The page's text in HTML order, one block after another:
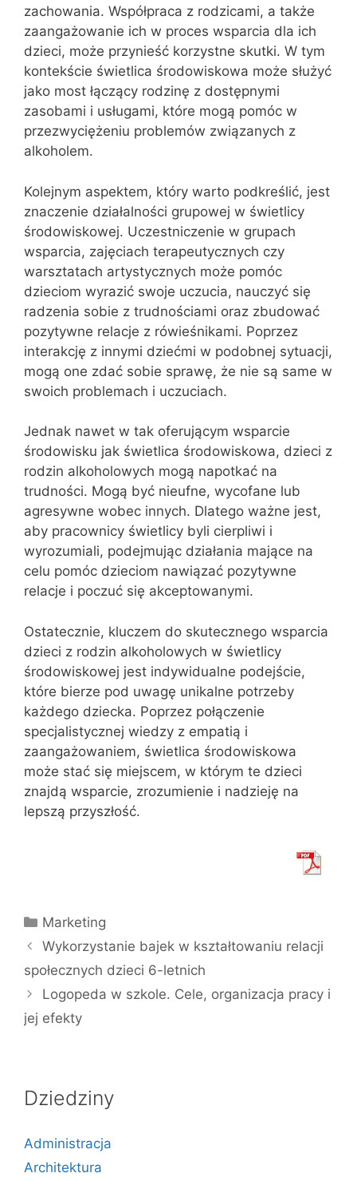
zachowania. Współpraca z rodzicami, a także
zaangażowanie ich w proces wsparcia dla ich
dzieci, może przynieść korzystne skutki. W tym
kontekście świetlica środowiskowa może służyć
jako most łączący rodzinę z dostępnymi
zasobami i usługami, które mogą pomóc w
przezwyciężeniu problemów związanych z
alkoholem.
Kolejnym aspektem, który warto podkreślić, jest
znaczenie działalności grupowej w świetlicy
środowiskowej. Uczestniczenie w grupach
wsparcia, zajęciach terapeutycznych czy
warsztatach artystycznych może pomóc
dzieciom wyrazić swoje uczucia, nauczyć się
radzenia sobie z trudnościami oraz zbudować
pozytywne relacje z rówieśnikami. Poprzez
interakcję z innymi dziećmi w podobnej sytuacji,
mogą one zdać sobie sprawę, że nie są same w
swoich problemach i uczuciach.
Jednak nawet w tak oferującym wsparcie
środowisku jak świetlica środowiskowa, dzieci z
rodzin alkoholowych mogą napotkać na
trudności. Mogą być nieufne, wycofane lub
agresywne wobec innych. Dlatego ważne jest,
aby pracownicy świetlicy byli cierpliwi i
wyrozumiali, podejmując działania mające na
celu pomóc dzieciom nawiązać pozytywne
relacje i poczuć się akceptowanymi.
Ostatecznie, kluczem do skutecznego wsparcia
dzieci z rodzin alkoholowych w świetlicy
środowiskowej jest indywidualne podejście,
które bierze pod uwagę unikalne potrzeby
każdego dziecka. Poprzez połączenie
specjalistycznej wiedzy z empatią i
zaangażowaniem, świetlica środowiskowa
może stać się miejscem, w którym te dzieci
znajdą wsparcie, zrozumienie i nadzieję na
lepszą przyszłość.
Kategorie
Marketing
Wykorzystanie bajek w kształtowaniu relacji
społecznych dzieci 6-letnich
Logopeda w szkole. Cele, organizacja pracy i
jej efekty
Dziedziny
Administracja
Architektura